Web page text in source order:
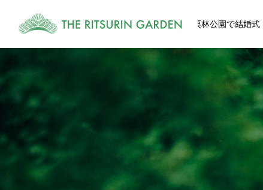
栗林公園で結婚式
式
CEREMONY